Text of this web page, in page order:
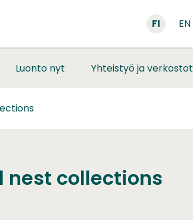
FI EN
Luonto nyt Yhteistyö ja verkostot
nest collections